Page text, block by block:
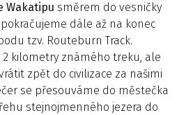
Wakatipu směrem do vesničky
dále až na konec
tzv. Routeburn Track.
2 kilometry známého treku, ale
zpět do civilizace za našimi
se přesouváme do městečka
stejnojmenného jezera do